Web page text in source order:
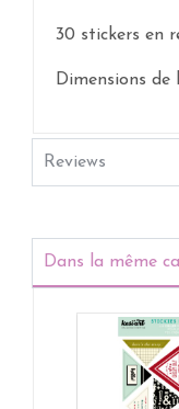
30 stickers en
Dimensions de
Reviews
Dans la même